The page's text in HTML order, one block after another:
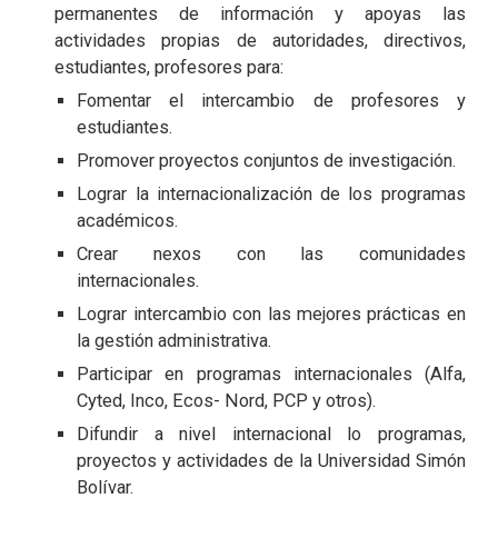
permanentes de información y apoyas las
actividades propias de autoridades, directivos,
estudiantes, profesores para:
Fomentar el intercambio de profesores y
estudiantes.
Promover proyectos conjuntos de investigación.
Lograr la internacionalización de los programas
académicos.
Crear nexos con las comunidades
internacionales.
Lograr intercambio con las mejores prácticas en
la gestión administrativa.
Participar en programas internacionales (Alfa,
Cyted, Inco, Ecos- Nord, PCP y otros).
Difundir a nivel internacional lo programas,
proyectos y actividades de la Universidad Simón
Bolívar.